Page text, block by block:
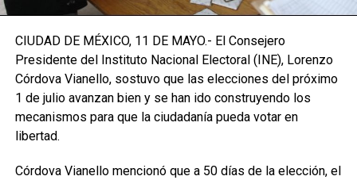
CIUDAD DE MÉXICO, 11 DE MAYO.- El Consejero
Presidente del Instituto Nacional Electoral (INE), Lorenzo
Córdova Vianello, sostuvo que las elecciones del próximo
1 de julio avanzan bien y se han ido construyendo los
mecanismos para que la ciudadanía pueda votar en
libertad.
Córdova Vianello mencionó que a 50 días de la elección, el